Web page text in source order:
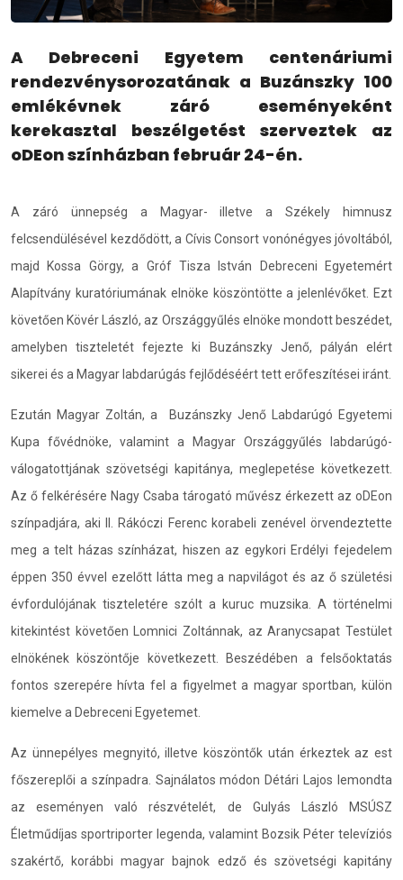
A Debreceni Egyetem centenáriumi
rendezvénysorozatának a Buzánszky 100
emlékévnek záró eseményeként
kerekasztal beszélgetést szerveztek az
oDEon színházban február 24-én.
A záró ünnepség a Magyar- illetve a Székely himnusz
felcsendülésével kezdődött, a Cívis Consort vonónégyes jóvoltából,
majd Kossa Görgy, a Gróf Tisza István Debreceni Egyetemért
Alapítvány kuratóriumának elnöke köszöntötte a jelenlévőket. Ezt
követően Kövér László, az Országgyűlés elnöke mondott beszédet,
amelyben tiszteletét fejezte ki Buzánszky Jenő, pályán elért
sikerei és a Magyar labdarúgás fejlődéséért tett erőfeszítései iránt.
Ezután Magyar Zoltán, a Buzánszky Jenő Labdarúgó Egyetemi
Kupa fővédnöke, valamint a Magyar Országgyűlés labdarúgó-
válogatottjának szövetségi kapitánya, meglepetése következett.
Az ő felkérésére Nagy Csaba tárogató művész érkezett az oDEon
színpadjára, aki II. Rákóczi Ferenc korabeli zenével örvendeztette
meg a telt házas színházat, hiszen az egykori Erdélyi fejedelem
éppen 350 évvel ezelőtt látta meg a napvilágot és az ő születési
évfordulójának tiszteletére szólt a kuruc muzsika. A történelmi
kitekintést követően Lomnici Zoltánnak, az Aranycsapat Testület
elnökének köszöntője következett. Beszédében a felsőoktatás
fontos szerepére hívta fel a figyelmet a magyar sportban, külön
kiemelve a Debreceni Egyetemet.
Az ünnepélyes megnyitó, illetve köszöntők után érkeztek az est
főszereplői a színpadra. Sajnálatos módon Détári Lajos lemondta
az eseményen való részvételét, de Gulyás László MSÚSZ
Életműdíjas sportriporter legenda, valamint Bozsik Péter televíziós
szakértő, korábbi magyar bajnok edző és szövetségi kapitány